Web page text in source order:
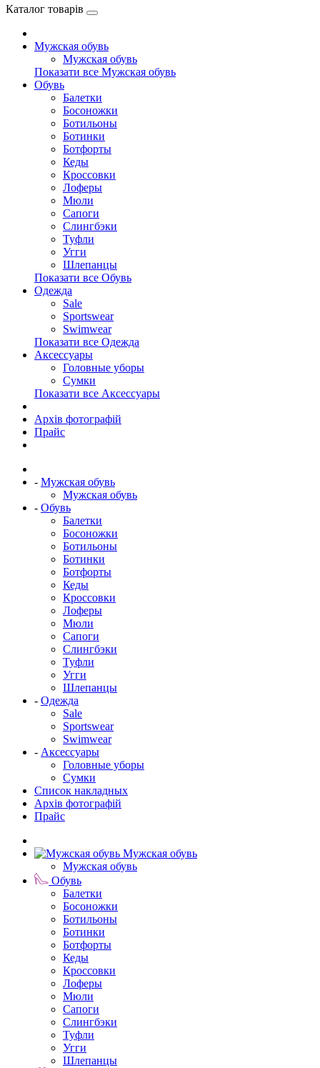
Каталог товарів
Мужская обувь
Мужская обувь
Показати все Мужская обувь
Обувь
Балетки
Босоножки
Ботильоны
Ботинки
Ботфорты
Кеды
Кроссовки
Лоферы
Мюли
Сапоги
Слингбэки
Туфли
Угги
Шлепанцы
Показати все Обувь
Одежда
Sale
Sportswear
Swimwear
Показати все Одежда
Аксессуары
Головные уборы
Сумки
Показати все Аксессуары
Архів фотографій
Прайс
- Мужская обувь
Мужская обувь
- Обувь
Балетки
Босоножки
Ботильоны
Ботинки
Ботфорты
Кеды
Кроссовки
Лоферы
Мюли
Сапоги
Слингбэки
Туфли
Угги
Шлепанцы
- Одежда
Sale
Sportswear
Swimwear
- Аксессуары
Головные уборы
Сумки
Список накладных
Архів фотографій
Прайс
Мужская обувь
Мужская обувь
Обувь
Балетки
Босоножки
Ботильоны
Ботинки
Ботфорты
Кеды
Кроссовки
Лоферы
Мюли
Сапоги
Слингбэки
Туфли
Угги
Шлепанцы